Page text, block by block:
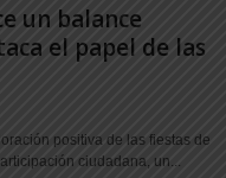
un balance
el papel de las
positiva de las fiestas de
ciudadana, un...